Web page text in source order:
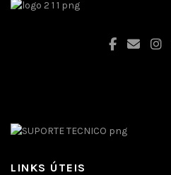
LINKS ÚTEIS